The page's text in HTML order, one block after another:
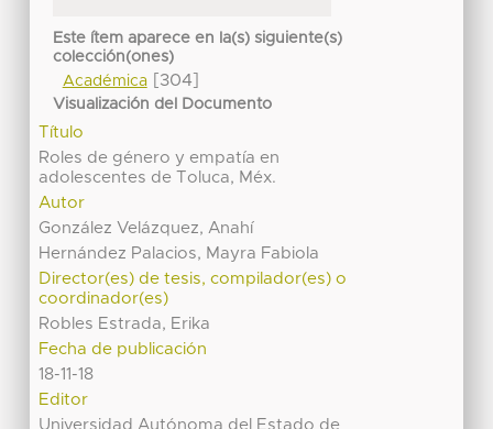
Este ítem aparece en la(s) siguiente(s)
colección(ones)
Académica[304]
Visualización del Documento
Título
Roles de género y empatía en
adolescentes de Toluca, Méx.
Autor
González Velázquez, Anahí
Hernández Palacios, Mayra Fabiola
Director(es) de tesis, compilador(es) o
coordinador(es)
Robles Estrada, Erika
Fecha de publicación
18-11-18
Editor
Universidad Autónoma del Estado de